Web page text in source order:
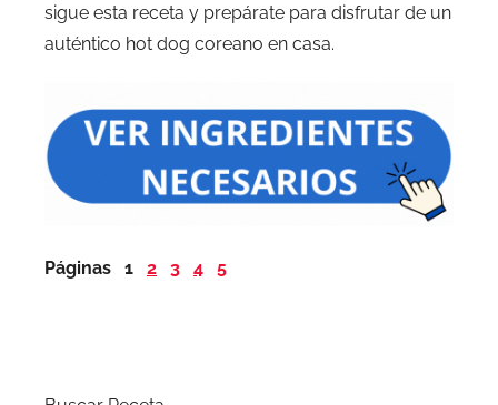
sigue esta receta y prepárate para disfrutar de un
auténtico hot dog coreano en casa.
Páginas 1 2 3 4 5